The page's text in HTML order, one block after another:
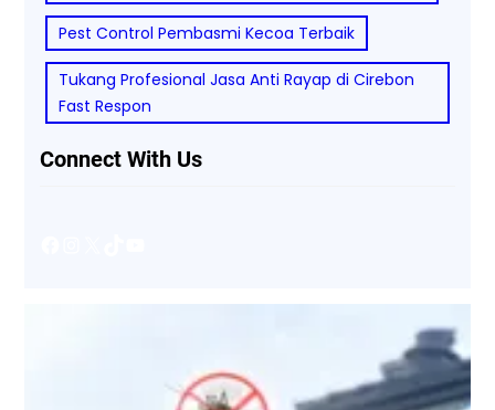
Pest Control Pembasmi Kecoa Terbaik
Tukang Profesional Jasa Anti Rayap di Cirebon
Fast Respon
Connect With Us